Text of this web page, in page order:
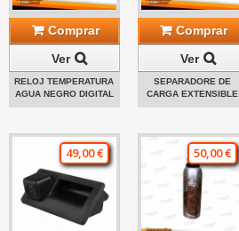
Comprar
Ver
RELOJ TEMPERATURA
AGUA NEGRO DIGITAL
Comprar
Ver
SEPARADORE DE
CARGA EXTENSIBLE
49,00 € 50,00 €